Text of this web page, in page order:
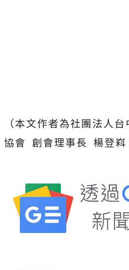
（本文作者為社團法人
協會 創會理事長 楊登嵙